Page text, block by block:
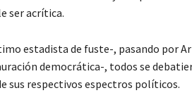
ser acrítica.
estadista de fuste-, pasando por
democrática-, todos se
sus respectivos espectros políticos.